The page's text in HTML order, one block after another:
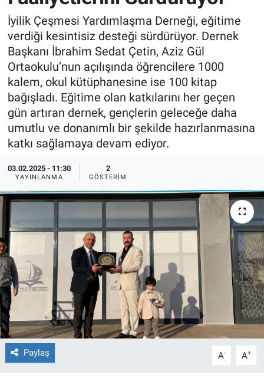
İyilik Çeşmesi Yardımlaşma Derneği, eğitime
verdiği kesintisiz desteği sürdürüyor. Dernek
Başkanı İbrahim Sedat Çetin, Aziz Gül
Ortaokulu’nun açılışında öğrencilere 1000
kalem, okul kütüphanesine ise 100 kitap
bağışladı. Eğitime olan katkılarını her geçen
gün artıran dernek, gençlerin geleceğe daha
umutlu ve donanımlı bir şekilde hazırlanmasına
katkı sağlamaya devam ediyor.
03.02.2025 - 11:30
YAYINLANMA
2
GÖSTERIM
Paylaş A- A+
Kültür-Sanat
Sağlık
Sağlıklı Yaşam
Siyaset
Spor
Yaşam
Son Dakika Haberleri
Haber Arşivi